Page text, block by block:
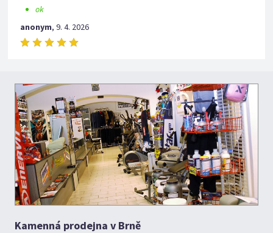
ok
anonym,9. 4. 2026
Kamenná prodejna v Brně